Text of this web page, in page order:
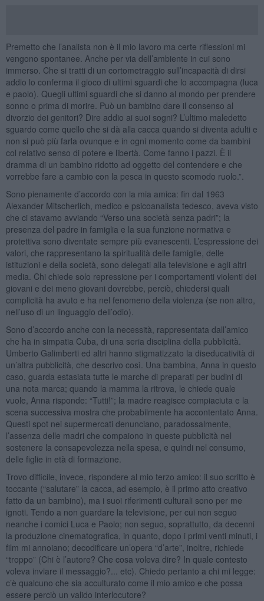
Premetto che l’analista non è il mio lavoro ma certe riflessioni mi
vengono spontanee. Anche per via dell’ambiente in cui sono
immerso. Che si tratti di un cortometraggio sull’incapacità di dirsi
addio lo conferma il gioco di ultimi sguardi che lo accompagna (luca
e paolo). Quegli ultimi sguardi che si danno al mondo per prendere
sonno o prima di morire. Può un bambino dare il consenso al
divorzio dei genitori? Dire addio ai suoi sogni? L’ultimo maledetto
sguardo come quello che si dà alla cacca quando si diventa adulti e
non si può più farla ovunque e in ogni momento come da bambini
col relativo senso di potere e libertà. Come fanno i pazzi. È il
dramma di un bambino ridotto ad oggetto del contendere e che
vorrebbe fare a cambio con la pesca in questo scomodo ruolo.”.
Sono pienamente d’accordo con la mia amica: fin dal 1963
Alexander Mitscherlich, medico e psicoanalista tedesco, aveva visto
che ci stavamo avviando “Verso una società senza padri”; la
presenza del padre in famiglia e la sua funzione normativa e
protettiva sono diventate sempre più evanescenti. L’espressione dei
valori, che rappresentano la spiritualità delle famiglie, delle
istituzioni e della società, sono delegati alla televisione e agli altri
media. Chi chiede solo repressione per i comportamenti violenti dei
giovani e dei meno giovani dovrebbe, perciò, chiedersi quali
complicità ha avuto e ha nel fenomeno della violenza (se non altro,
nell’uso di un linguaggio dell’odio).
Sono d’accordo anche con la necessità, rappresentata dall’amico
che ha in simpatia Cuba, di una seria disciplina della pubblicità.
Umberto Galimberti ed altri hanno stigmatizzato la diseducatività di
un’altra pubblicità, che descrivo così. Una bambina, Anna in questo
caso, guarda estasiata tutte le marche di preparati per budini di
una nota marca; quando la mamma la ritrova, le chiede quale
vuole, Anna risponde: “Tutti!”; la madre reagisce compiaciuta e la
scena successiva mostra che probabilmente ha accontentato Anna.
Questi spot nei supermercati denunciano, paradossalmente,
l’assenza delle madri che compaiono in queste pubblicità nel
sostenere la consapevolezza nella spesa, e quindi nel consumo,
delle figlie in età di formazione.
Trovo difficile, invece, rispondere al mio terzo amico: il suo scritto è
toccante (“salutare” la cacca, ad esempio, è il primo atto creativo
fatto da un bambino), ma i suoi riferimenti culturali sono per me
ignoti. Tendo a non guardare la televisione, per cui non seguo
neanche i comici Luca e Paolo; non seguo, soprattutto, da decenni
la produzione cinematografica, in quanto, dopo i primi venti minuti, i
film mi annoiano; decodificare un’opera “d’arte”, inoltre, richiede
“troppo” (Chi è l’autore? Che cosa voleva dire? In quale contesto
voleva inviare il messaggio?... etc). Chiedo pertanto a chi mi legge:
c’è qualcuno che sia acculturato come il mio amico e che possa
essere perciò un valido interlocutore?